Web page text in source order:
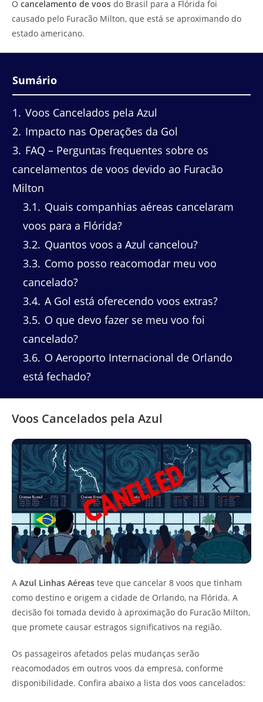
O cancelamento de voos do Brasil para a Flórida foi
causado pelo Furacão Milton, que está se aproximando do
estado americano.
Sumário
1
Voos Cancelados pela Azul
2 Impacto nas Operações da Gol
3 FAQ – Perguntas frequentes sobre os
cancelamentos de voos devido ao Furacão
Milton
3.1
Quais companhias aéreas cancelaram
voos para a Flórida?
3.2 Quantos voos a Azul cancelou?
3.3 Como posso reacomodar meu voo
cancelado?
3.4 A Gol está oferecendo voos extras?
3.5 O que devo fazer se meu voo foi
cancelado?
3.6 O Aeroporto Internacional de Orlando
está fechado?
Voos Cancelados pela Azul
A Azul Linhas Aéreas teve que cancelar 8 voos que tinham
como destino e origem a cidade de Orlando, na Flórida. A
decisão foi tomada devido à aproximação do Furacão Milton,
que promete causar estragos significativos na região.
Os passageiros afetados pelas mudanças serão
reacomodados em outros voos da empresa, conforme
disponibilidade. Confira abaixo a lista dos voos cancelados: